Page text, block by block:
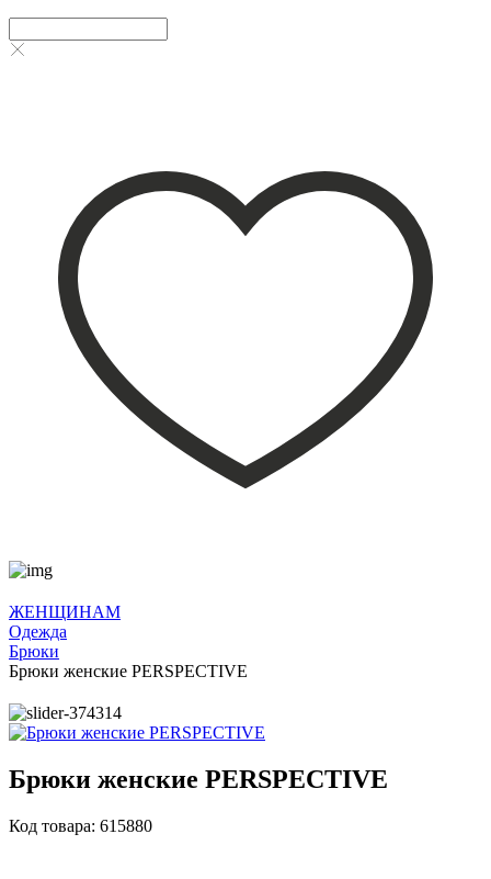
ЖЕНЩИНАМ
Одежда
Брюки
Брюки женские PERSPECTIVE
Брюки женские PERSPECTIVE
Код товара: 615880